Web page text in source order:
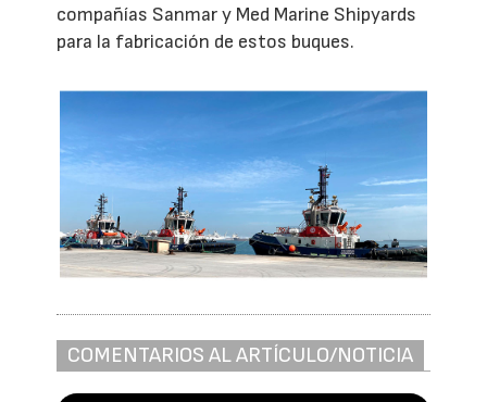
compañías Sanmar y Med Marine Shipyards
para la fabricación de estos buques.
COMENTARIOS AL ARTÍCULO/NOTICIA